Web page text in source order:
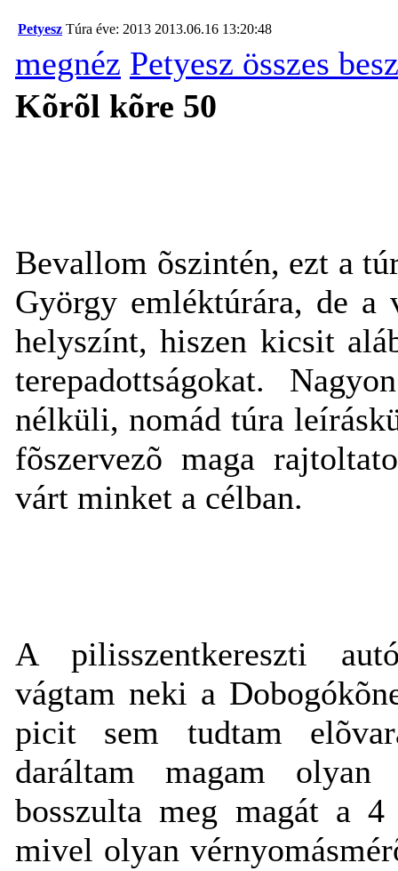
Petyesz Túra éve: 2013 2013.06.16 13:20:48
megnéz Petyesz összes
Kõrõl kõre 50
Bevallom õszintén, ezt a
György emléktúrára, de a
helyszínt, hiszen kicsit
terepadottságokat.
nélküli, nomád túra
fõszervezõ maga
várt minket a célban.
A pilisszentkereszti
vágtam neki a
picit sem tudtam
daráltam magam
bosszulta meg magát a
mivel olyan